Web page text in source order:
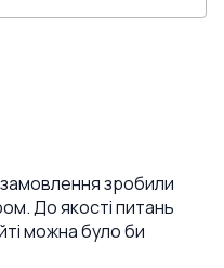
зробили
До якості питань
можна було би